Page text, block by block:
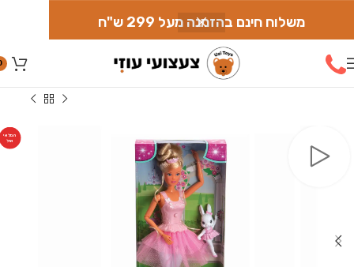
משלוח חינם בהזמנה מעל 299 ש"ח
המלאי
אזל